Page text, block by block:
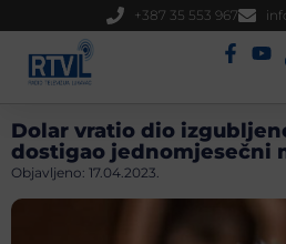
+387 35 553 967
Dolar vratio dio
dostigao jednomjesečni
Objavljeno: 17.04.2023.